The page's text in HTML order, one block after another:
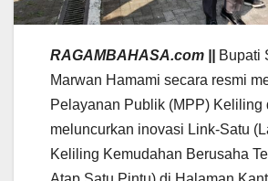
RAGAMBAHASA.com ||
Bupati
Marwan Hamami secara resmi
Pelayanan Publik (MPP) Keliling
meluncurkan inovasi Link-Satu
Keliling Kemudahan Berusaha